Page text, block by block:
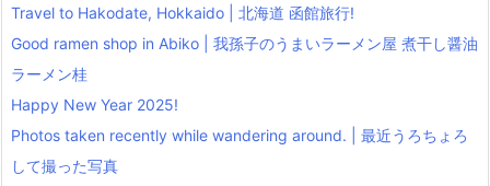
Travel to Hakodate, Hokkaido | 北海道 函館旅行!
Good ramen shop in Abiko | 我孫子のうまいラーメン屋 煮干し醤油
ラーメン桂
Happy New Year 2025!
Photos taken recently while wandering around. | 最近うろちょろ
して撮った写真